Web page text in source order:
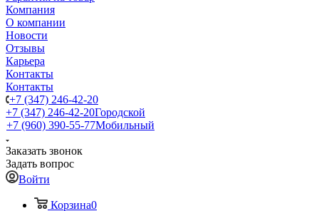
Компания
О компании
Новости
Отзывы
Карьера
Контакты
Контакты
+7 (347) 246-42-20
+7 (347) 246-42-20Городской
+7 (960) 390-55-77Мобильный
Заказать звонок
Задать вопрос
Войти
Корзина0